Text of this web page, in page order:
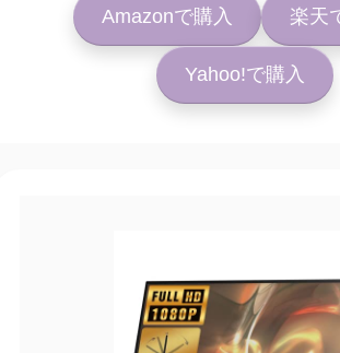
Amazonで購入 楽天
Yahoo!で購入